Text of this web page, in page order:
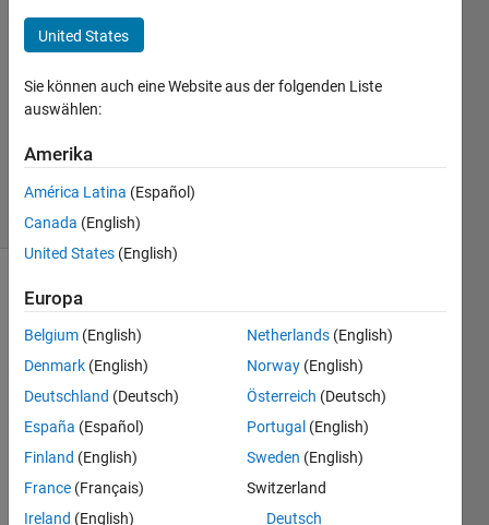
Dice!
@bmtran
(Bryant
Tran)
11K
solvers
62 likes
Description
Return
random
integers
between
6,
inclusive,
United States
Sie können auch eine Website aus der folgenden Liste
auswählen:
Amerika
América Latina (Español)
Canada (English)
United States (English)
Europa
Belgium (English)
Denmark (English)
Deutschland (Deutsch)
España (Español)
Finland (English)
France (Français)
Ireland (English)
Netherlands (English)
Norway (English)
Österreich (Deutsch)
Portugal (English)
Sweden (English)
Switzerland
Deutsch